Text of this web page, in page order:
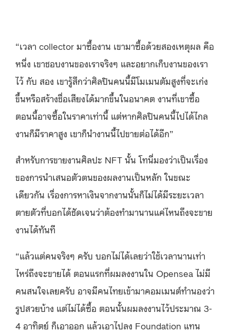
“เวลา collector มาซื้องาน เขามาซื้อด้วยสองเหตุผล คือ
หนึ่ง เขาชอบงานของเราจริงๆ และอยากเก็บงานของเรา
ไว้ กับ สอง เขารู้สึกว่าศิลปินคนนี้มีโมเมนตัมสูงที่จะเก่ง
ขึ้นหรือสร้างชื่อเสียงได้มากขึ้นในอนาคต งานที่เขาซื้อ
ตอนนี้อาจซื้อในราคาเท่านี้ แต่หากศิลปินคนนี้ไปได้ไกล
งานก็มีราคาสูง เขาก็นำงานนี้ไปขายต่อได้อีก”
สำหรับการขายงานศิลปะ NFT นั้น โทนี่มองว่าเป็นเรื่อง
ของการนำเสนอตัวตนของผลงานเป็นหลัก ในขณะ
เดียวกัน เรื่องการหาเงินจากงานนั้นก็ไม่ได้มีระยะเวลา
ตายตัวที่บอกได้ชัดเจนว่าต้องทำมานานแค่ไหนถึงจะขาย
งานได้ทันที
“แล้วแต่คนจริงๆ ครับ บอกไม่ได้เลยว่าใช้เวลานานเท่า
ไหร่ถึงจะขายได้ ตอนแรกที่ผมลงงานใน Opensea ไม่มี
คนสนใจเลยครับ อาจมีคนไทยเข้ามาคอมเมนต์ทำนองว่า
รูปสวยบ้าง แต่ไม่ได้ซื้อ ตอนนั้นผมลงงานไว้ประมาณ 3-
4 อาทิตย์ ก็เอาออก แล้วเอาไปลง Foundation แทน